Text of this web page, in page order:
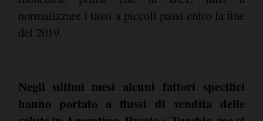
normalizzare i tassi a piccoli passi entro la fine
del 2019.
Negli ultimi mesi alcuni fattori specifici
hanno portato a flussi di vendita delle